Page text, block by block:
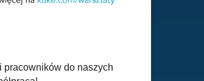
pracowników do naszych